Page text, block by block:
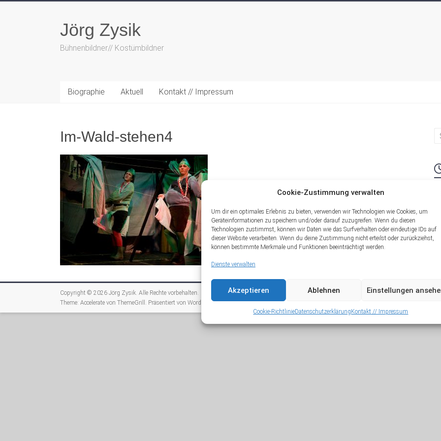
Cookie-Zustimmung verwalten
Um dir ein optimales Erlebnis zu bieten, verwenden wir Technologien wie Cookies, um
Geräteinformationen zu speichern und/oder darauf zuzugreifen. Wenn du diesen
Technologien zustimmst, können wir Daten wie das Surfverhalten oder eindeutige IDs auf
dieser Website verarbeiten. Wenn du deine Zustimmung nicht erteilst oder zurückziehst,
können bestimmte Merkmale und Funktionen beeinträchtigt werden.
Dienste verwalten
Akzeptieren Ablehnen Einstellungen
Cookie-RichtlinieDatenschutzerklärung Kontakt // Impressum
Jörg Zysik
Bühnenbildner// Kostümbildner
Biographie Aktuell Kontakt // Impressum
Im-Wald-stehen4
Copyright © 2026 Jörg Zysik. Alle Rechte vorbehalten.
Theme: Accelerate von ThemeGrill. Präsentiert von WordPress.